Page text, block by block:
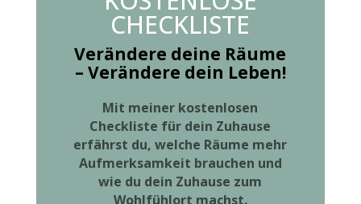
CHECKLISTE
Verändere deine Räume
– Verändere dein Leben!
Mit meiner kostenlosen
Checkliste für dein Zuhause
erfährst du,welche Räume mehr
Aufmerksamkeit brauchen und
wie du dein Zuhause zum
Wohlfühlort machst.